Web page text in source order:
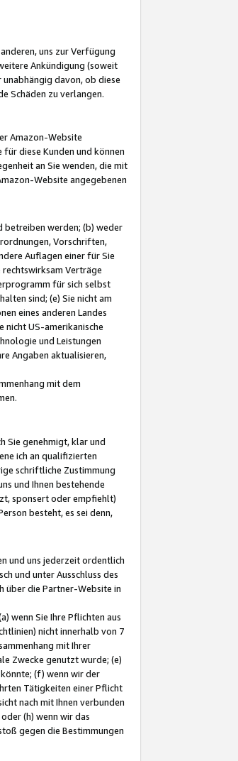
uns zur Verfügung
Ankündigung (soweit
davon, ob diese
Schäden zu verlangen.
Amazon-Website
diese Kunden und können
an Sie wenden, die mit
Website angegebenen
betreiben werden; (b) weder
Vorschriften,
Auflagen einer für Sie
rechtswirksam Verträge
für sich selbst
sind; (e) Sie nicht am
eines anderen Landes
nicht US-amerikanische
und Leistungen
Angaben aktualisieren,
mit dem
Sie genehmigt, klar und
ich an qualifizierten
schriftliche Zustimmung
und Ihnen bestehende
sponsert oder empfiehlt)
besteht, es sei denn,
und uns jederzeit ordentlich
und unter Ausschluss des
über die Partner-Website in
wenn Sie Ihre Pflichten aus
nicht innerhalb von 7
mit Ihrer
Zwecke genutzt wurde; (e)
(f) wenn wir der
Tätigkeiten einer Pflicht
nach mit Ihnen verbunden
(h) wenn wir das
gegen die Bestimmungen